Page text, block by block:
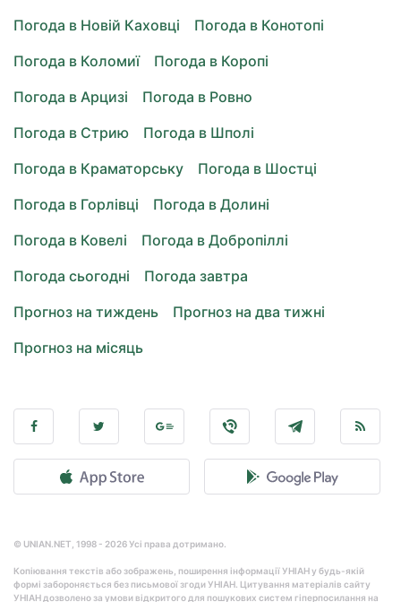
Погода в Новій Каховці
Погода в Конотопі
Погода в Коломиї
Погода в Коропі
Погода в Арцизі
Погода в Ровно
Погода в Стрию
Погода в Шполі
Погода в Краматорську
Погода в Шостці
Погода в Горлівці
Погода в Долині
Погода в Ковелі
Погода в Добропіллі
Погода сьогодні
Погода завтра
Прогноз на тиждень
Прогноз на два тижні
Прогноз на місяць
© UNIAN.NET, 1998 - 2026 Усі права дотримано.
Копіювання текстів або зображень, поширення інформації УНІАН у будь-якій
формі забороняється без письмової згоди УНІАН. Цитування матеріалів сайту
УНІАН дозволено за умови відкритого для пошукових систем гіперпосилання на